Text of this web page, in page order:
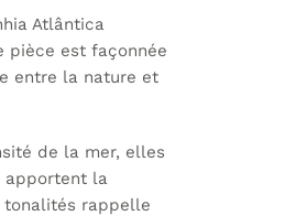
Atlântica
pièce est façonnée
entre la nature et
de la mer, elles
apportent la
rappelle